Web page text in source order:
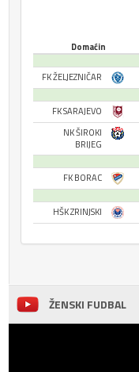
Domaćin
FK ŽELJEZNIČAR
FK SARAJEVO
NK ŠIROKI
BRIJEG
FK BORAC
HŠK ZRINJSKI
ŽENSKI FUDBAL